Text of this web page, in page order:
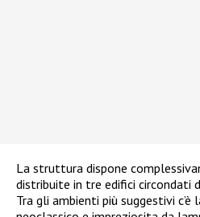
La struttura dispone
distribuite in tre edifici circondati
Tra gli ambienti più suggestivi